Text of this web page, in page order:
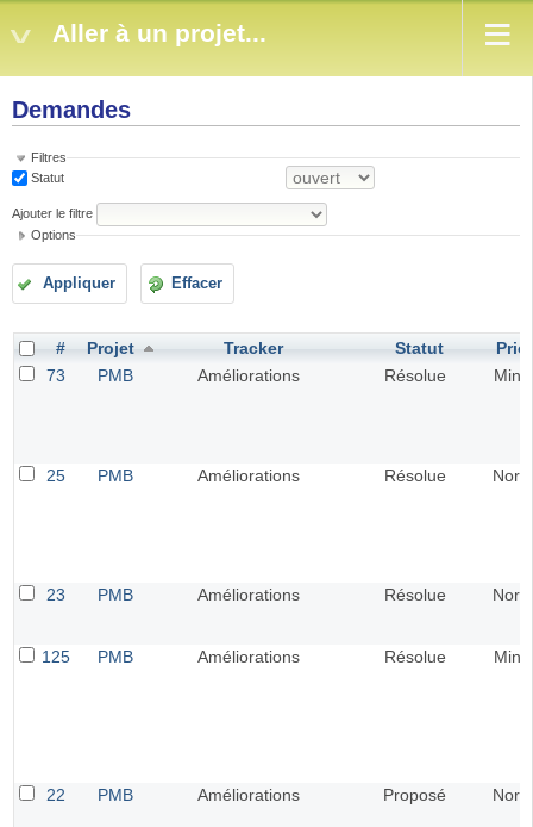
Aller à un projet...
Demandes
Filtres
Statut
Ajouter le filtre
Options
Appliquer Effacer
# Projet Tracker Statut
73
PMB Améliorations Résolue
25 PMB Améliorations Résolue
23 PMB Améliorations Résolue
125 PMB Améliorations Résolue
22 PMB Améliorations Proposé